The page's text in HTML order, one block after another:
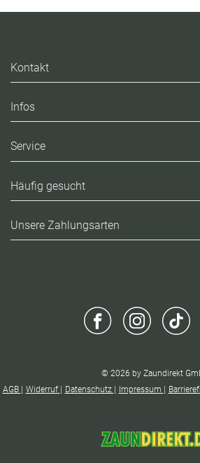
Kontakt
Infos
Service
Häufig gesucht
Unsere Zahlungsarten
© 2026 by Zaundirekt
AGB
Widerruf Datenschutz Impressum